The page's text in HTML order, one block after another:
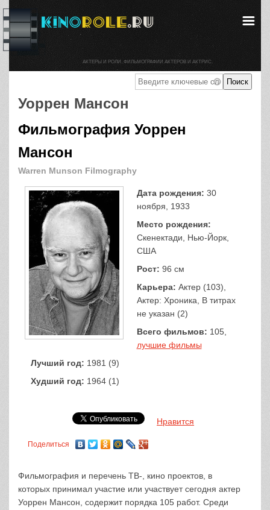
Уоррен Мансон
Фильмография Уоррен
Мансон
Warren Munson Filmography
Дата рождения: 30
ноября, 1933
Место рождения:
Скенектади, Нью-Йорк,
США
Рост: 96 см
Карьера: Актер (103),
Актер: Хроника, В титрах
не указан (2)
Всего фильмов: 105,
лучшие фильмы
Лучший год: 1981 (9)
Худший год: 1964 (1)
Нравится
Поделиться
Фильмография и перечень ТВ-, кино проектов, в
которых принимал участие или участвует сегодня актер
Уоррен Мансон, содержит порядка 105 работ. Среди
АКТЕРЫ И РОЛИ. ФИЛЬМОГРАФИИ АКТЕРОВ И АКТРИС.